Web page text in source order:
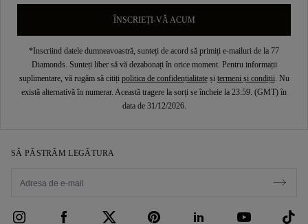
ÎNSCRIEȚI-VĂ ACUM
*Inscriind datele dumneavoastră, sunteți de acord să primiți e-mailuri de la 77
Diamonds. Sunteți liber să vă dezabonați în orice moment. Pentru informații
suplimentare, vă rugăm să citiți politica de confidențialitateși termeni și condiții. Nu
există alternativă în numerar. Această tragere la sorți se încheie la 23:59. (GMT) în
data de 31/12/2026.
SĂ PĂSTRĂM LEGĂTURA